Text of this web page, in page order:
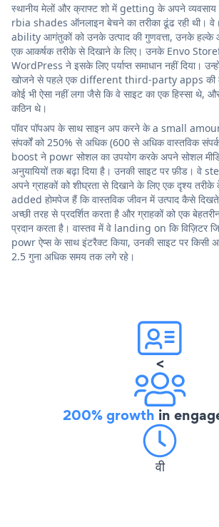
स्थानीय मेलों और क्राफ्ट शो में getting के अपने व्यवसाय
rbia shades ऑनलाइन बेचने का तरीका ढूंढ रही थी।
ability आगंतुकों को उनके उत्पाद की गुणवत्ता, उनके हल्के
एक आकर्षक तरीके से दिखाने के लिए। उनके Envo
WordPress ने इसके लिए पर्याप्त समाधान नहीं दिया।
खोजने से पहले एक different third-party apps की
कोई भी ऐसा नहीं लगा जैसे कि वे साइट का एक हिस्सा थे,
कठिन थे।
पॉवर पॉपअप के साथ साइन अप करने के a small
संपर्कों को 250% से अधिक (600 से अधिक वास्तविक
boost ने powr सोशल का उपयोग करके अपने सोशल
अनुयायियों तक बढ़ा दिया है। उनकी साइट पर फ़ीड। वे
अपने ग्राहकों को शीघ्रता से दिखाने के लिए एक दृश्य
added होमपेज हैं कि वास्तविक जीवन में उत्पाद कैसे
अच्छी तरह से प्रदर्शित करता है और ग्राहकों को एक
प्रदान करता है। वास्तव में वे landing on कि विज़िटर
powr ऐप्स के साथ इंटरैक्ट किया, उनकी साइट पर किसी
2.5 गुना अधिक समय तक लगे रहे।
<
200% growth in
वी